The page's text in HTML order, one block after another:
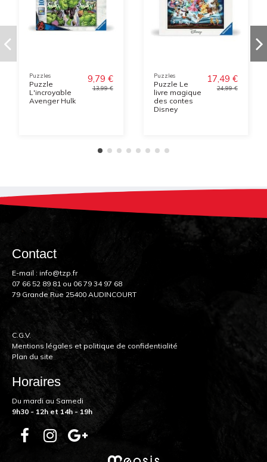
Puzzles
Puzzle
L'incroyable
Avenger Hulk
9,79 €
13,99 €
Puzzles
Puzzle Le
livre magique
des contes
Disney
17,49 €
24,99 €
Contact
E-mail : info@tzp.fr
07 66 52 89 81 ou 06 79 34 97 68
79 Grande Rue 25400 AUDINCOURT
C.G.V.
Mentions légales et politique de confidentialité
Plan du site
Horaires
Du mardi au Samedi
9h30 - 12h et 14h - 19h